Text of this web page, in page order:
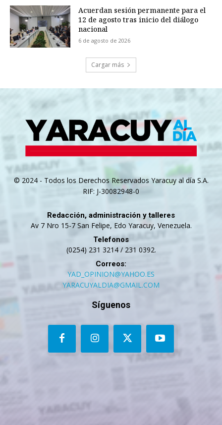
Acuerdan sesión permanente para el
12 de agosto tras inicio del diálogo
nacional
6 de agosto de 2026
Cargar más
© 2024 - Todos los Derechos Reservados Yaracuy al día S.A.
RIF: J-30082948-0
Redacción, administración y talleres
Av 7 Nro 15-7 San Felipe, Edo Yaracuy, Venezuela.
Telefonos
(0254) 231 3214 / 231 0392.
Correos:
YAD_OPINION@YAHOO.ES
YARACUYALDIA@GMAIL.COM
Síguenos